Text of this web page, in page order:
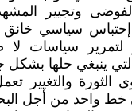
وتجيير
سياسي خانق
لتمرير سياسات لا
التي ينبغي حلها
والتغيير
خط واحد من أجل